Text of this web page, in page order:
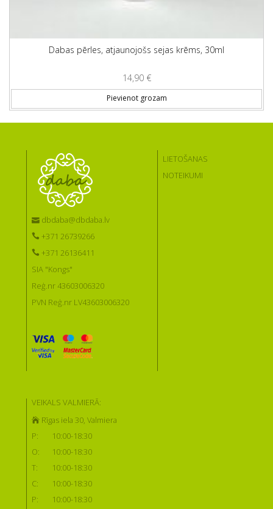
Dabas pērles, atjaunojošs sejas krēms, 30ml
14,90 €
Pievienot grozam
dbdaba@dbdaba.lv
+371 26739266
+371 26136411
SIA "Kongs"
Reģ.nr 43603006320
PVN Reģ.nr LV43603006320
LIETOŠANAS
NOTEIKUMI
VEIKALS VALMIERĀ:
Rīgas iela 30, Valmiera
P:
10:00-18:30
O:
10:00-18:30
T:
10:00-18:30
C:
10:00-18:30
P:
10:00-18:30